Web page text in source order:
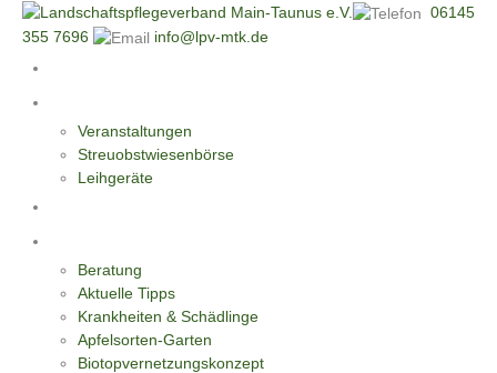
06145
355 7696
info@lpv-mtk.de
Veranstaltungen
Streuobstwiesenbörse
Leihgeräte
Beratung
Aktuelle Tipps
Krankheiten & Schädlinge
Apfelsorten-Garten
Biotopvernetzungskonzept